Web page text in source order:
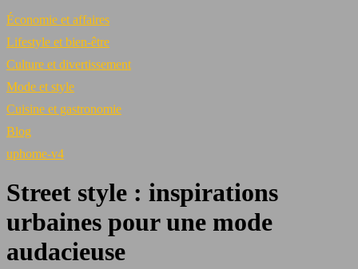
Économie et affaires
Lifestyle et bien-être
Culture et divertissement
Mode et style
Cuisine et gastronomie
Blog
uphome-v4
Street style : inspirations
urbaines pour une mode
audacieuse